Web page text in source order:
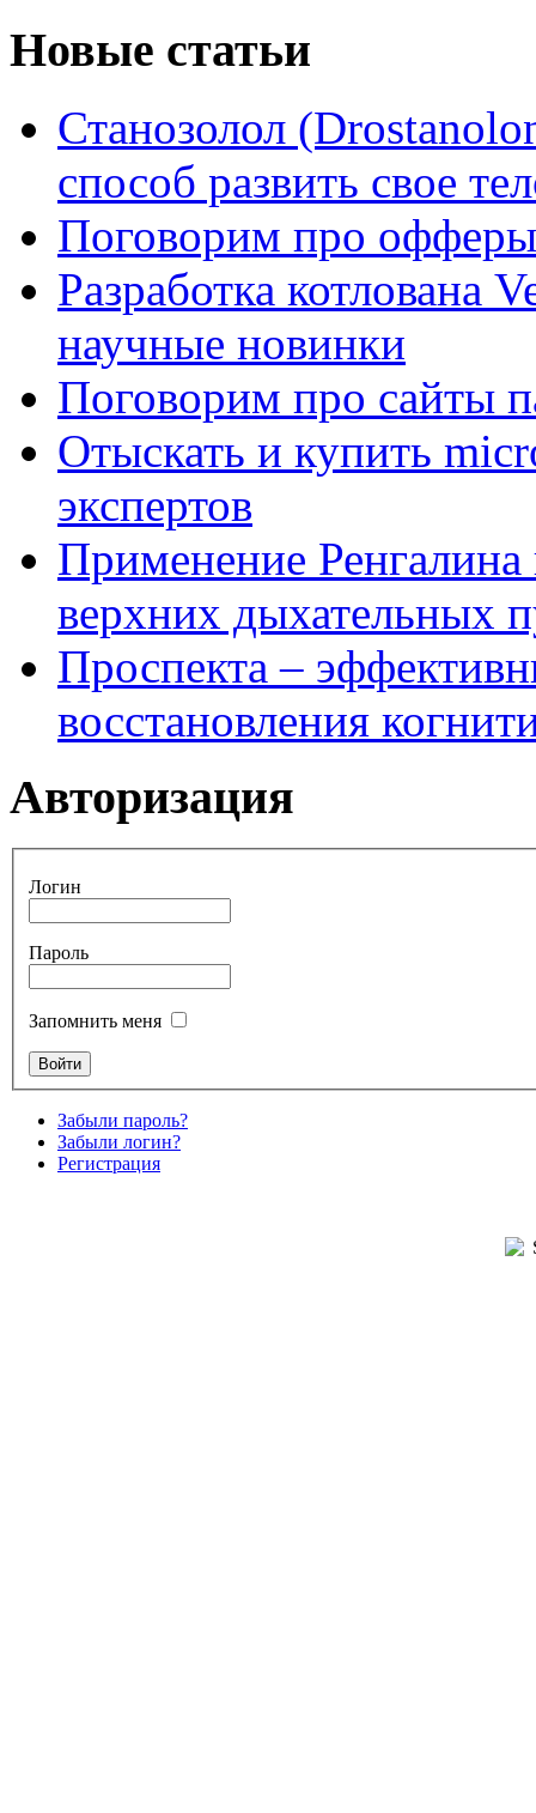
Новые статьи
Станозолол
способ развить свое
Поговорим про
Разработка котлована
научные новинки
Поговорим про сайты
Отыскать и купить
экспертов
Применение Ренгалина
верхних дыхательных
Проспекта –
восстановления
Авторизация
Логин
Пароль
Запомнить меня
Забыли пароль?
Забыли логин?
Регистрация